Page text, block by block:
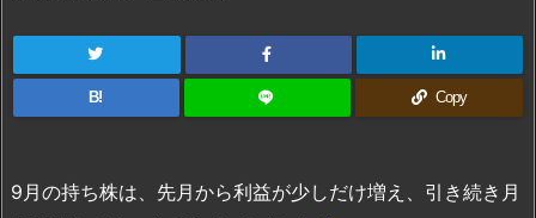
B! Copy
9月の持ち株は、先月から利益が少しだけ増え、引き続き月